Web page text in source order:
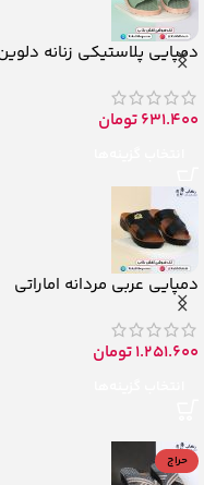
دمپایی پلاستیکی زنانه
631.400تومان
دمپایی عربی مردانه اماراتی
1.251.600تومان
حراج